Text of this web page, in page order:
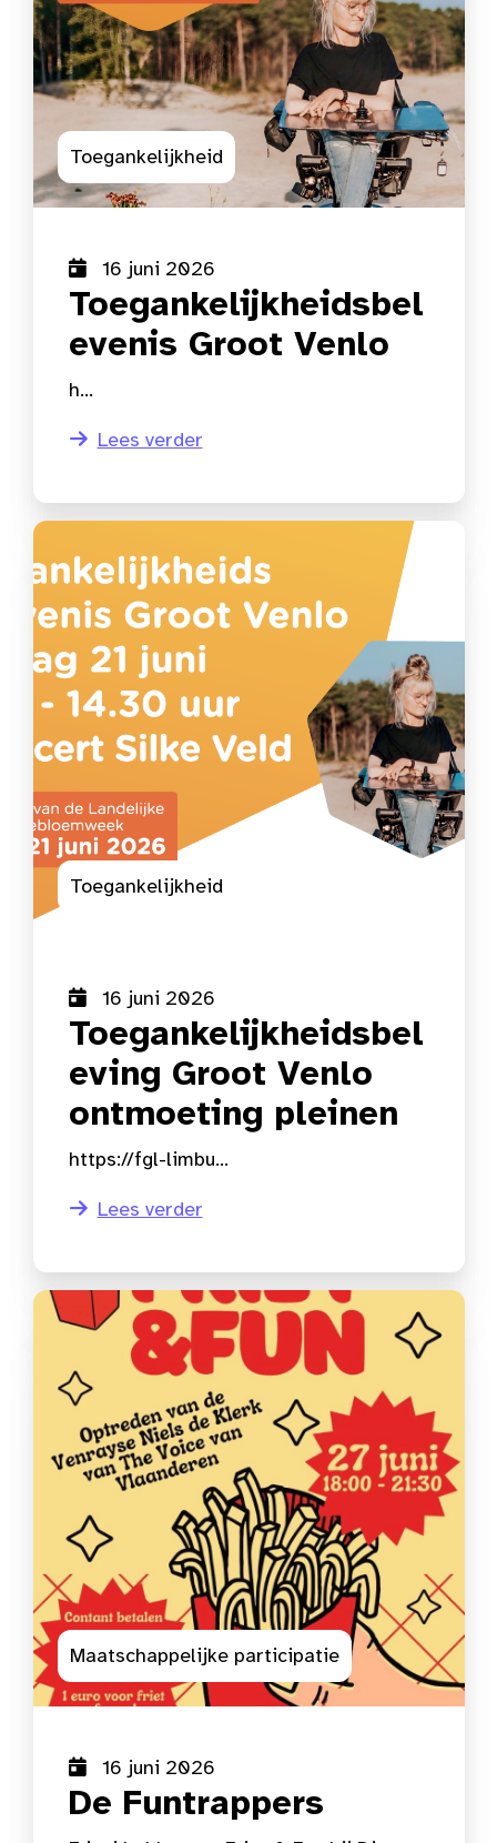
Toegankelijkheid
16 juni 2026
Toegankelijkheidsbel
evenis Groot Venlo
h...
Lees verder
Toegankelijkheid
16 juni 2026
Toegankelijkheidsbel
eving Groot Venlo
ontmoeting pleinen
https://fgl-limbu...
Lees verder
Maatschappelijke participatie
16 juni 2026
De Funtrappers